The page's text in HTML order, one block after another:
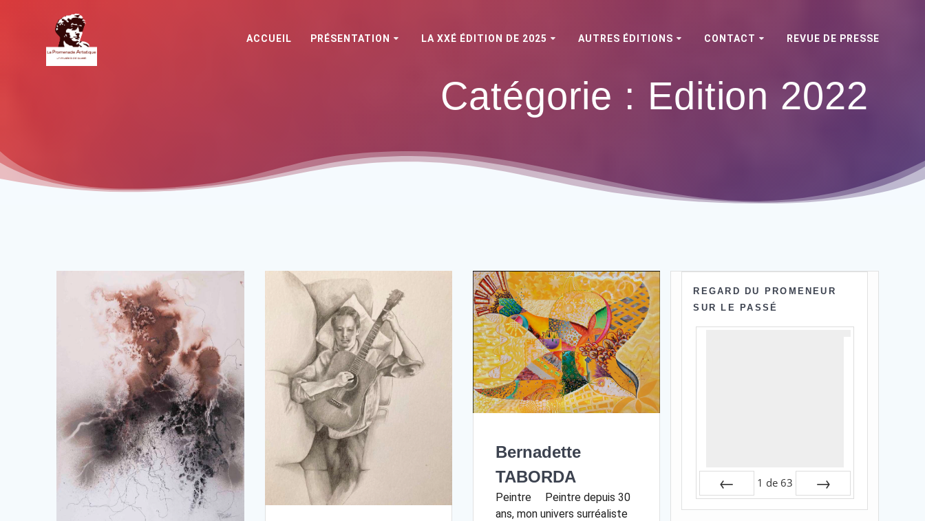
ACCUEIL PRÉSENTATION LA XXÉ ÉDITION DE 2025 AUTRES ÉDITIONS CONTACT REVUE DE PRESSE
Catégorie : Edition 2022
Bernadette
TABORDA
Peintre Peintre depuis 30
ans, mon univers surréaliste
REGARD DU PROMENEUR
SUR LE PASSÉ
Préc
1 de 63
Suiv.